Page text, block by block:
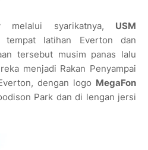
melalui syarikatnya, USM
tempat latihan Everton dan
tersebut musim panas lalu
menjadi Rakan Penyampai
dengan logo MegaFon
Park dan di lengan jersi